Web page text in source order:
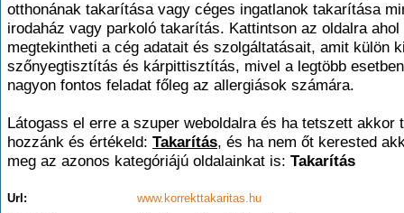
otthonának takarítása vagy céges ingatlanok takarítása
irodaház vagy parkoló takarítás. Kattintson az oldalra ahol
megtekintheti a cég adatait és szolgáltatásait, amit külön
szőnyegtisztítás és kárpittisztítás, mivel a legtöbb
nagyon fontos feladat főleg az allergiások számára.
Látogass el erre a szuper weboldalra és ha tetszett akkor
hozzánk és értékeld: Takarítás, és ha nem őt kerested
meg az azonos kategóriájú oldalainkat is: Takarítás
Url:
www.korrekttakaritas.hu